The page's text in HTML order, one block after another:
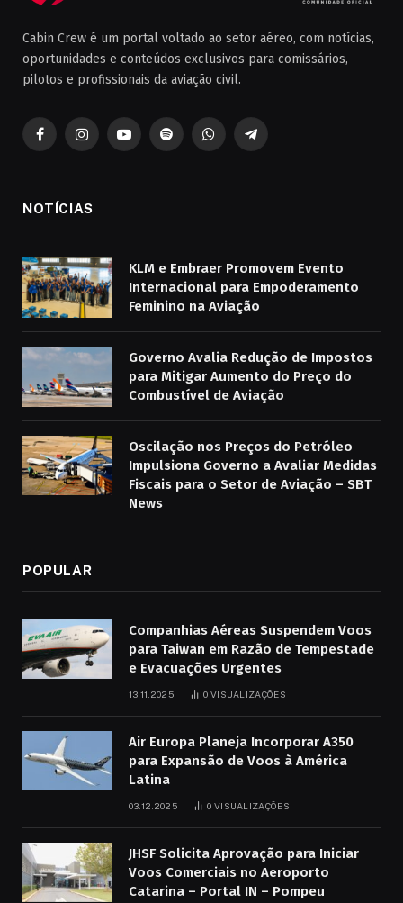
Cabin Crew é um portal voltado ao setor aéreo, com notícias,
oportunidades e conteúdos exclusivos para comissários,
pilotos e profissionais da aviação civil.
FacebookInstagramYouTubeSpotifyWhatsAppTelegrama
NOTÍCIAS
KLM e Embraer Promovem Evento
Internacional para Empoderamento
Feminino na Aviação
Governo Avalia Redução de Impostos
para Mitigar Aumento do Preço do
Combustível de Aviação
Oscilação nos Preços do Petróleo
Impulsiona Governo a Avaliar Medidas
Fiscais para o Setor de Aviação – SBT
News
POPULAR
Companhias Aéreas Suspendem Voos
para Taiwan em Razão de Tempestade
e Evacuações Urgentes
13.11.2025 0 VISUALIZAÇÕES
Air Europa Planeja Incorporar A350
para Expansão de Voos à América
Latina
03.12.2025 0 VISUALIZAÇÕES
JHSF Solicita Aprovação para Iniciar
Voos Comerciais no Aeroporto
Catarina – Portal IN – Pompeu